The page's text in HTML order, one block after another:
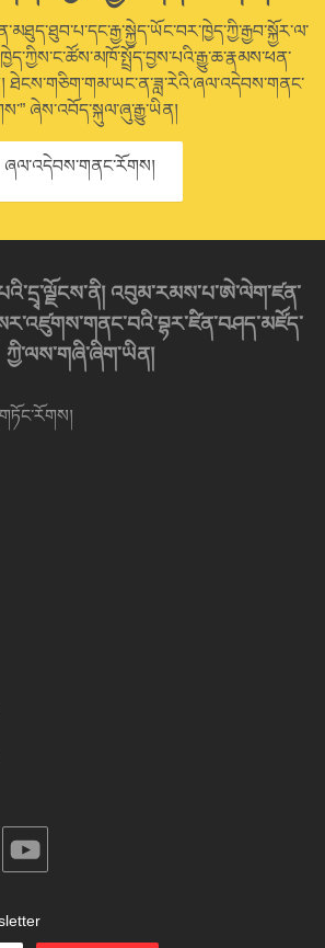
ཐེངས་གཅིག་གམ་ཡང་ན་ཟླ་རེའི་ཞལ་འདེབས་གནང་
ཞེས་འབོད་སྐུལ་ཞུ་རྒྱུ་ཡིན།
ཞལ་འདེབས་གནང་རོགས།
འབུམ་རམས་པ་ཨེ་ལེག་ཛན་
ཀྱི་ལས་གཞི་ཞིག་ཡིན།
soundcloud